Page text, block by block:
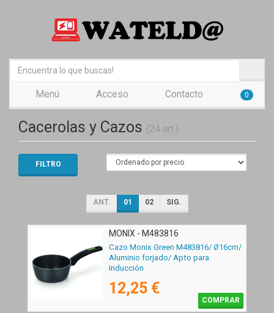
Menú Acceso Contacto 0
Cacerolas y Cazos (24 art.)
FILTRO
ANT. 01 02 SIG.
MONIX - M483816
Cazo Monix Green M483816/ Ø16cm/
Aluminio forjado/ Apto para
Inducción
12,25 €
COMPRAR